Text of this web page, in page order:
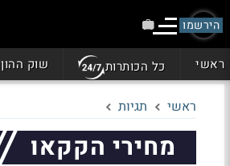
הירשמו
ראשי כל הכותרות שוק ההון
ראשי תגיות
מחירי הקקאו